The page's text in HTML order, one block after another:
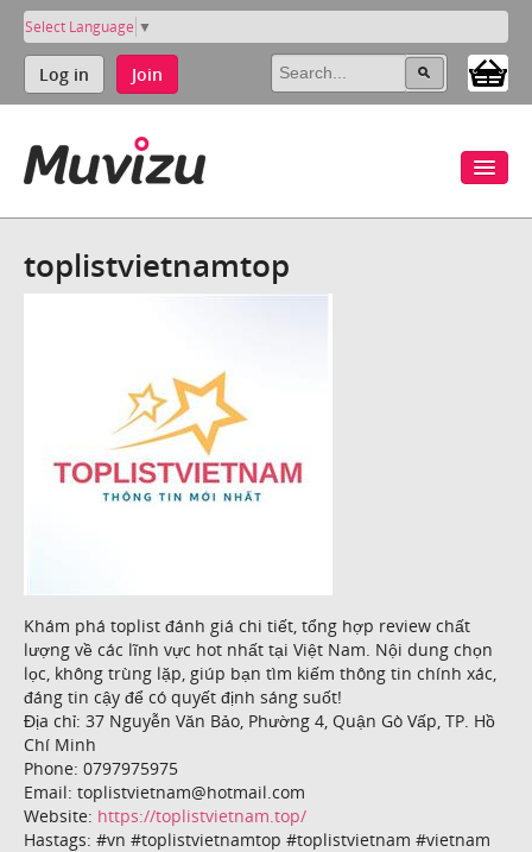
Select Language ▼
Log in Join
toplistvietnamtop
Khám phá toplist đánh giá chi tiết, tổng hợp review chất
lượng về các lĩnh vực hot nhất tại Việt Nam. Nội dung chọn
lọc, không trùng lặp, giúp bạn tìm kiếm thông tin chính xác,
đáng tin cậy để có quyết định sáng suốt!
Địa chỉ: 37 Nguyễn Văn Bảo, Phường 4, Quận Gò Vấp, TP. Hồ
Chí Minh
Phone: 0797975975
Email: toplistvietnam@hotmail.com
Website: https://toplistvietnam.top/
Hastags: #vn #toplistvietnamtop #toplistvietnam #vietnam